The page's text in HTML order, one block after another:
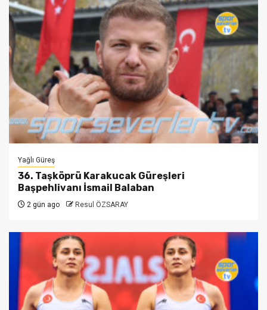
Yağlı Güreş
36. Taşköprü Karakucak Güreşleri
Başpehlivanı İsmail Balaban
2 gün ago Resul ÖZSARAY